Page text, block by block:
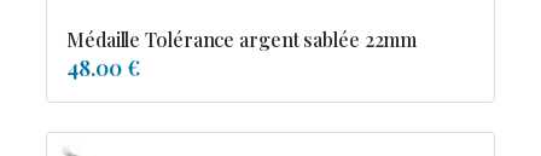
Médaille Tolérance argent sablée 22mm
48.00 €